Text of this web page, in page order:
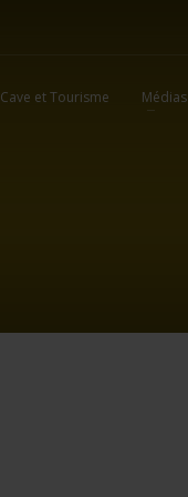
Cave et Tourisme Médias